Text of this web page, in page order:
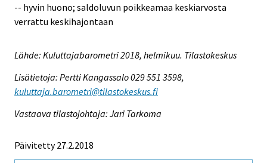
-- hyvin huono; saldoluvun poikkeamaa keskiarvosta
verrattu keskihajontaan
Lähde: Kuluttajabarometri 2018, helmikuu. Tilastokeskus
Lisätietoja: Pertti Kangassalo 029 551 3598,
kuluttaja.barometri@tilastokeskus.fi
Vastaava tilastojohtaja: Jari Tarkoma
Päivitetty 27.2.2018